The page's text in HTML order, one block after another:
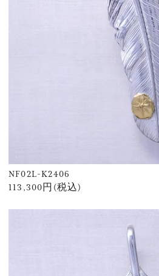
NF02L-K2406
113,300円(税込)